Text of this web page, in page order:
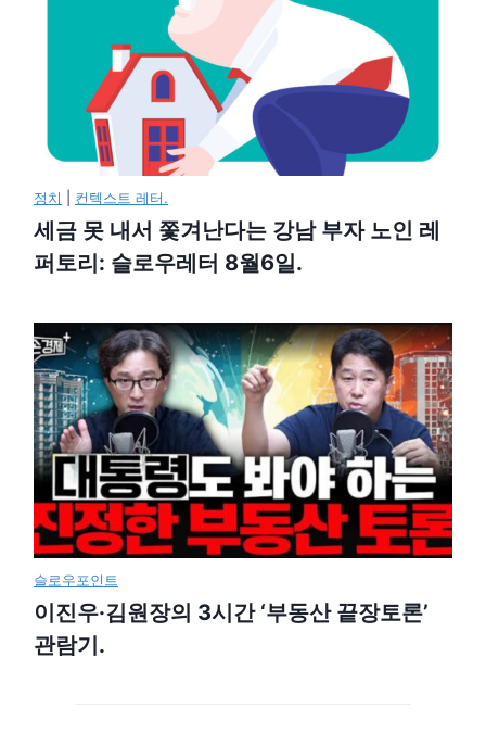
정치 컨텍스트 레터.
세금 못 내서 쫓겨난다는 강남 부자 노인 레
퍼토리: 슬로우레터 8월6일.
슬로우포인트
이진우·김원장의 3시간 ‘부동산 끝장토론’
관람기.